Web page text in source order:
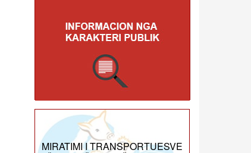
MIRATIMI I TRANSPORTUESVE